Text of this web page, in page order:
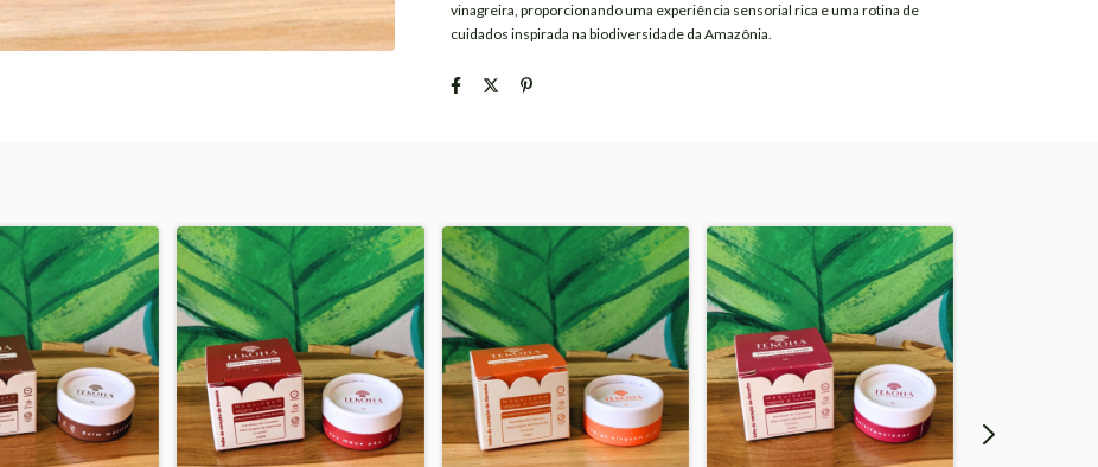
vinagreira, proporcionando uma experiência sensorial rica e uma rotina de
cuidados inspirada na biodiversidade da Amazônia.